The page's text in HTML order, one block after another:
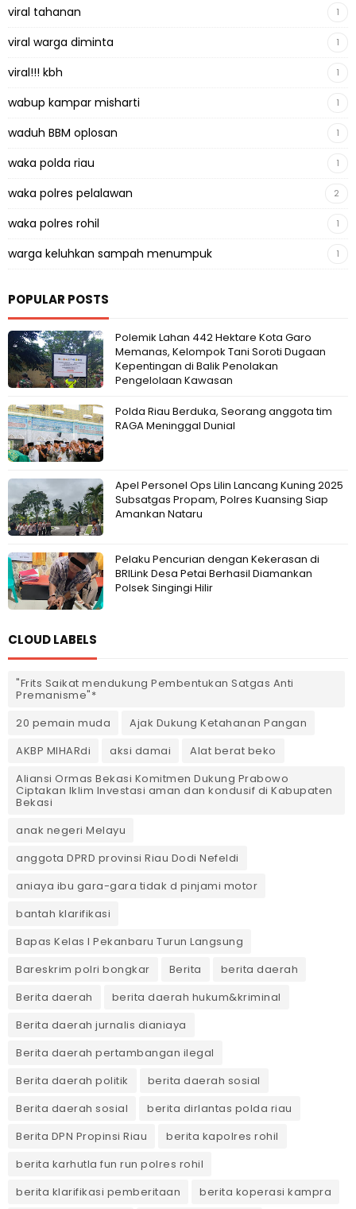
viral tahanan 1
viral warga diminta 1
viral!!! kbh 1
wabup kampar misharti 1
waduh BBM oplosan 1
waka polda riau 1
waka polres pelalawan 2
waka polres rohil 1
warga keluhkan sampah menumpuk 1
POPULAR POSTS
Polemik Lahan 442 Hektare Kota Garo
Memanas, Kelompok Tani Soroti Dugaan
Kepentingan di Balik Penolakan
Pengelolaan Kawasan
Polda Riau Berduka, Seorang anggota tim
RAGA Meninggal Dunial
Apel Personel Ops Lilin Lancang Kuning 2025
Subsatgas Propam, Polres Kuansing Siap
Amankan Nataru
Pelaku Pencurian dengan Kekerasan di
BRILink Desa Petai Berhasil Diamankan
Polsek Singingi Hilir
CLOUD LABELS
"Frits Saikat mendukung Pembentukan Satgas Anti
Premanisme"*
20 pemain muda
Ajak Dukung Ketahanan Pangan
AKBP MIHARdi
aksi damai
Alat berat beko
Aliansi Ormas Bekasi Komitmen Dukung Prabowo
Ciptakan Iklim Investasi aman dan kondusif di Kabupaten
Bekasi
anak negeri Melayu
anggota DPRD provinsi Riau Dodi Nefeldi
aniaya ibu gara-gara tidak d pinjami motor
bantah klarifikasi
Bapas Kelas I Pekanbaru Turun Langsung
Bareskrim polri bongkar
Berita
berita daerah
Berita daerah
berita daerah hukum&kriminal
Berita daerah jurnalis dianiaya
Berita daerah pertambangan ilegal
Berita daerah politik
berita daerah sosial
Berita daerah sosial
berita dirlantas polda riau
Berita DPN Propinsi Riau
berita kapolres rohil
berita karhutla fun run polres rohil
berita klarifikasi pemberitaan
berita koperasi kampra